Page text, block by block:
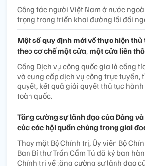
Công tác người Việt Nam ở nước
trọng trong triển khai đường lối đối
Một số quy định mới về thực hiện
theo cơ chế một cửa, một cửa liên
Cổng Dịch vụ công quốc gia là cổng
và cung cấp dịch vụ công trực tuyến,
quyết, kết quả giải quyết thủ tục
toàn quốc.
Tăng cường sự lãnh đạo của Đảng
của các hội quần chúng trong giai
Thay mặt Bộ Chính trị, Ủy viên Bộ
Ban Bí thư Trần Cẩm Tú đã ký ban
Chính trị về tăng cường sự lãnh đạo